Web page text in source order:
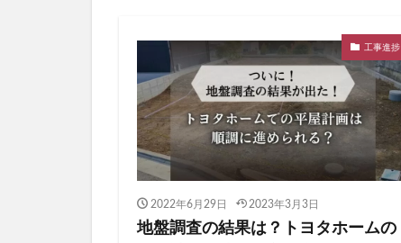
工事進捗
2022年6月29日 2023年3月3日
地盤調査の結果は？トヨタホームの